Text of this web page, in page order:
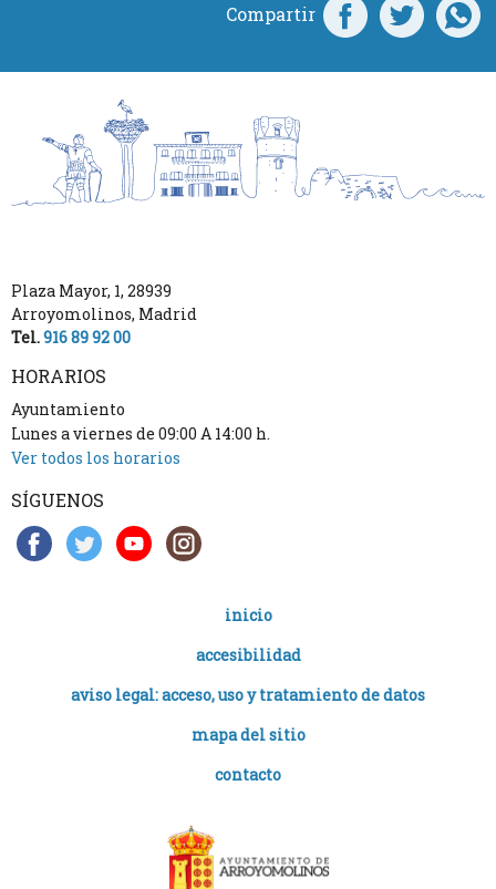
Compartir
Plaza Mayor, 1, 28939
Arroyomolinos, Madrid
Tel.916 89 92 00
HORARIOS
Ayuntamiento
Lunes a viernes de 09:00 A 14:00 h.
Ver todos los horarios
SÍGUENOS
inicio
accesibilidad
aviso legal: acceso, uso y tratamiento de datos
mapa del sitio
contacto